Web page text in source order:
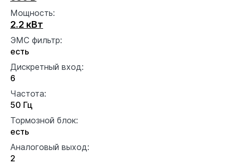
Мощность:
2.2 кВт
ЭМС фильтр:
есть
Дискретный вход:
6
Частота:
50 Гц
Тормозной блок:
есть
Аналоговый выход:
2